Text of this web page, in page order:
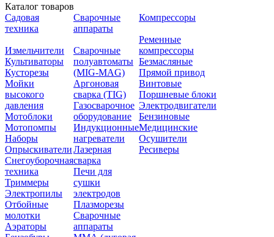
Каталог товаров
Садовая
техника
Измельчители
Культиваторы
Кусторезы
Мойки
высокого
давления
Мотоблоки
Мотопомпы
Наборы
Опрыскиватели
Снегоуборочная
техника
Триммеры
Электропилы
Отбойные
молотки
Аэраторы
Сварочные
аппараты
Сварочные
полуавтоматы
(MIG-MAG)
Аргоновая
сварка (TIG)
Газосварочное
оборудование
Индукционные
нагреватели
Лазерная
сварка
Печи для
сушки
электродов
Плазморезы
Сварочные
аппараты
Компрессоры
Ременные
компрессоры
Безмасляные
Прямой привод
Винтовые
Поршневые блоки
Электродвигатели
Бензиновые
Медицинские
Осушители
Ресиверы